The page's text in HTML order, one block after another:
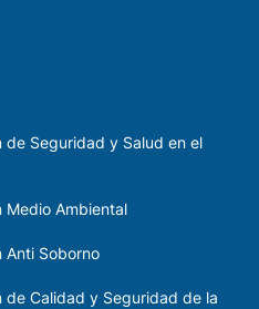
de Seguridad y Salud en el
Medio Ambiental
Anti Soborno
de Calidad y Seguridad de la